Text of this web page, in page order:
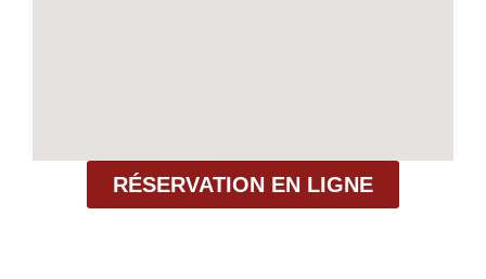
RÉSERVATION EN LIGNE